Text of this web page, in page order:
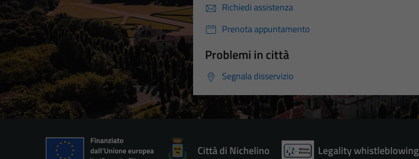
Richiedi assistenza
Prenota appuntamento
Problemi in città
Segnala disservizio
Città di Nichelino Legality whistleblowing